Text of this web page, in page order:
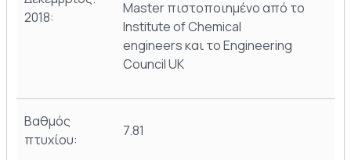
2018:
Master πιστοποιημένο από το
Institute of Chemical
engineers και το Engineering
Council UK
Βαθμός
πτυχίου:
7.81